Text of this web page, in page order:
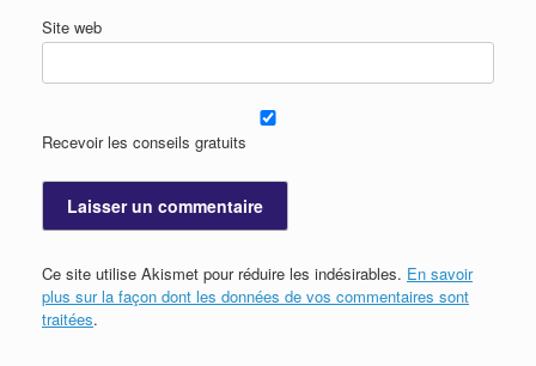
Site web
Recevoir les conseils gratuits
Ce site utilise Akismet pour réduire les indésirables. En savoir
plus sur la façon dont les données de vos commentaires sont
traitées.